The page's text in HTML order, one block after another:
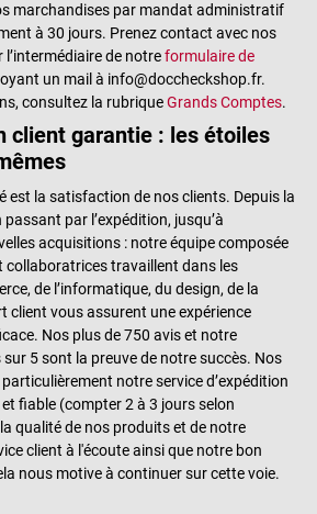
marchandises par mandat administratif
à 30 jours. Prenez contact avec nos
de notreformulaire de
un mail à info@doccheckshop.fr.
consultez la rubriqueGrands Comptes.
client garantie : les étoiles
est la satisfaction de nos clients. Depuis la
par l’expédition, jusqu’à
acquisitions : notre équipe composée
collaboratrices travaillent dans les
de l’informatique, du design, de la
client vous assurent une expérience
Nos plus de 750 avis et notre
sur 5 sont la preuve de notre succès. Nos
notre service d’expédition
fiable (compter 2 à 3 jours selon
la qualité de nos produits et de notre
client à l'écoute ainsi que notre bon
nous motive à continuer sur cette voie.